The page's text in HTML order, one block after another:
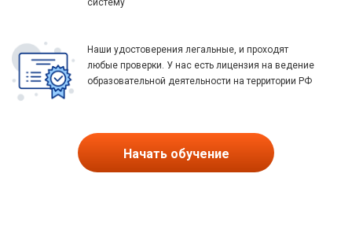
систему
Наши удостоверения легальные, и проходят
любые проверки. У нас есть лицензия на ведение
образовательной деятельности на территории РФ
Начать обучение